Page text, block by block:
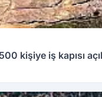
kişiye iş kapısı